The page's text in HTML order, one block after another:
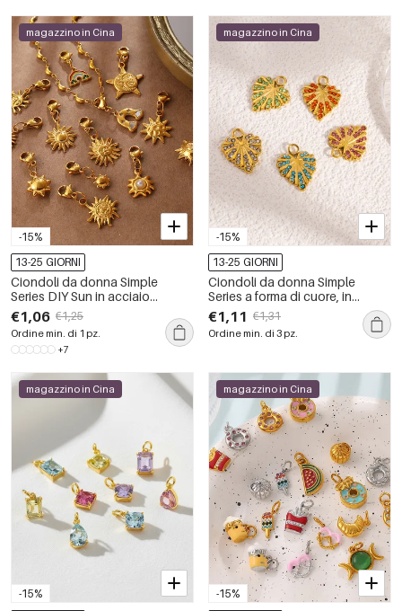
-15%
magazzino in Cina
13-25 GIORNI
Ciondoli da donna Simple
Series DIY Sun in acciaio
inossidabile impermeabile color
oro
€1,06 €1,25
Ordine min. di 1 pz.
+7
-15%
magazzino in Cina
13-25 GIORNI
Ciondoli da donna Simple
Series a forma di cuore, in
acciaio inossidabile
impermeabile, colore oro.
€1,11 €1,31
Ordine min. di 3 pz.
-15%
magazzino in Cina
-15%
magazzino in Cina